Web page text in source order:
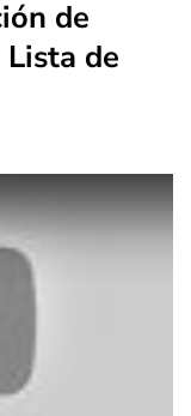
de
de